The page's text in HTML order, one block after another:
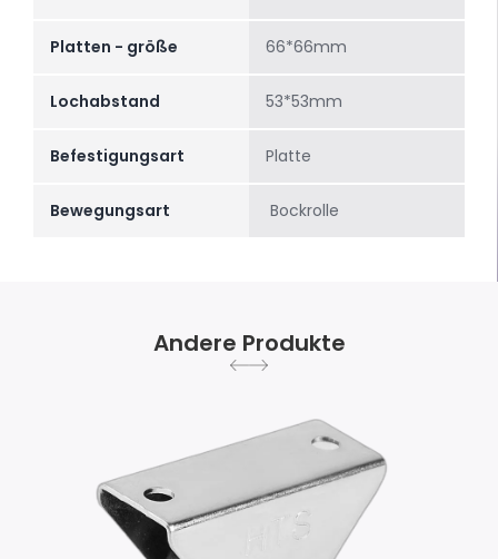
Platten - größe 66*66mm
Lochabstand 53*53mm
Befestigungsart Platte
Bewegungsart Bockrolle
Andere Produkte